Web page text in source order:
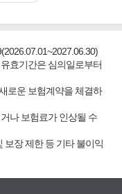
효기간은 심의일로부터
로운 보험계약을 체결하
나 보험료가 인상될 수
장 제한 등 기타 불이익